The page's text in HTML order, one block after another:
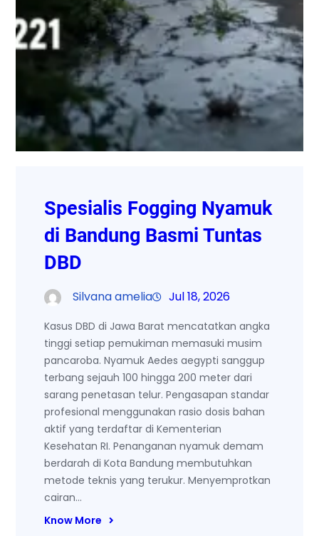
Spesialis Fogging Nyamuk
di Bandung Basmi Tuntas
DBD
Silvana amelia Jul 18, 2026
Kasus DBD di Jawa Barat mencatatkan angka
tinggi setiap pemukiman memasuki musim
pancaroba. Nyamuk Aedes aegypti sanggup
terbang sejauh 100 hingga 200 meter dari
sarang penetasan telur. Pengasapan standar
profesional menggunakan rasio dosis bahan
aktif yang terdaftar di Kementerian
Kesehatan RI. Penanganan nyamuk demam
berdarah di Kota Bandung membutuhkan
metode teknis yang terukur. Menyemprotkan
cairan…
Know More